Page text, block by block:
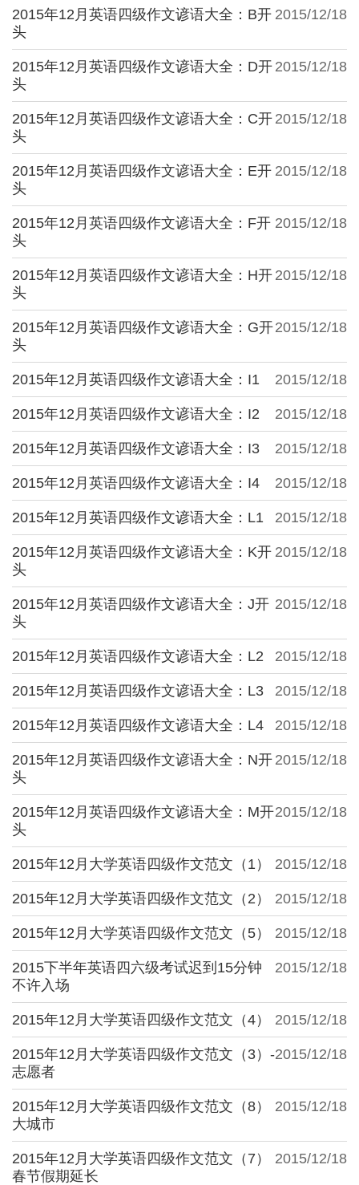
2015/12/18
2015年12月英语四级作文谚语大全：B开
头
2015/12/18
2015年12月英语四级作文谚语大全：D开
头
2015/12/18
2015年12月英语四级作文谚语大全：C开
头
2015/12/18
2015年12月英语四级作文谚语大全：E开
头
2015/12/18
2015年12月英语四级作文谚语大全：F开
头
2015/12/18
2015年12月英语四级作文谚语大全：H开
头
2015/12/18
2015年12月英语四级作文谚语大全：G开
头
2015/12/18
2015年12月英语四级作文谚语大全：I1
2015/12/18
2015年12月英语四级作文谚语大全：I2
2015/12/18
2015年12月英语四级作文谚语大全：I3
2015/12/18
2015年12月英语四级作文谚语大全：I4
2015/12/18
2015年12月英语四级作文谚语大全：L1
2015/12/18
2015年12月英语四级作文谚语大全：K开
头
2015/12/18
2015年12月英语四级作文谚语大全：J开
头
2015/12/18
2015年12月英语四级作文谚语大全：L2
2015/12/18
2015年12月英语四级作文谚语大全：L3
2015/12/18
2015年12月英语四级作文谚语大全：L4
2015/12/18
2015年12月英语四级作文谚语大全：N开
头
2015/12/18
2015年12月英语四级作文谚语大全：M开
头
2015/12/18
2015年12月大学英语四级作文范文（1）
2015/12/18
2015年12月大学英语四级作文范文（2）
2015/12/18
2015年12月大学英语四级作文范文（5）
2015/12/18
2015下半年英语四六级考试迟到15分钟
不许入场
2015/12/18
2015年12月大学英语四级作文范文（4）
2015/12/18
2015年12月大学英语四级作文范文（3）-
志愿者
2015/12/18
2015年12月大学英语四级作文范文（8）
大城市
2015/12/18
2015年12月大学英语四级作文范文（7）
春节假期延长